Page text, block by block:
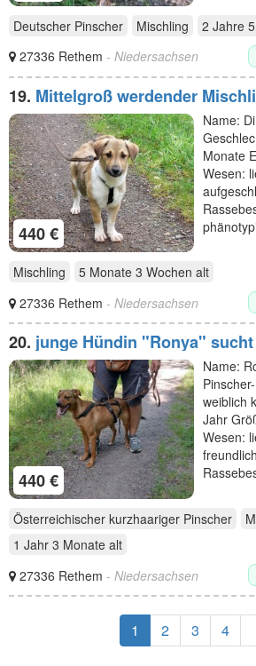
Deutscher Pinscher Mischling 2 Jahre
27336 Rethem - Niedersachsen
19. Mittelgroß werdender
"Dino" sucht ein Zuhause
440 €
Name:
Monate
Wesen:
Mischling 5 Monate 3 Wochen alt
27336 Rethem - Niedersachsen
20. junge Hündin "Ronya"
440 €
Name:
weiblich
Jahr
Wesen:
Österreichischer kurzhaariger Pinscher
1 Jahr 3 Monate alt
27336 Rethem - Niedersachsen
1 2 3 4